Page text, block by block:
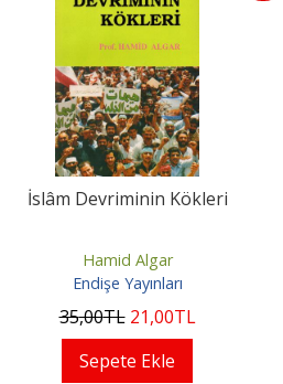
İslâm Devriminin Kökleri
Hamid Algar
Endişe Yayınları
35,00TL 21,00TL
Sepete Ekle